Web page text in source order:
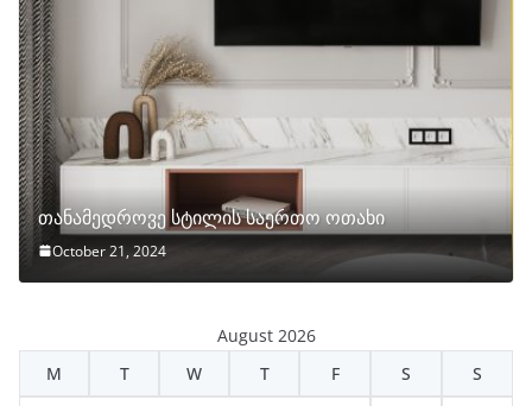
თანამედროვე სტილის საერთო ოთახი
October 21, 2024
August 2026
M
T W T F S S